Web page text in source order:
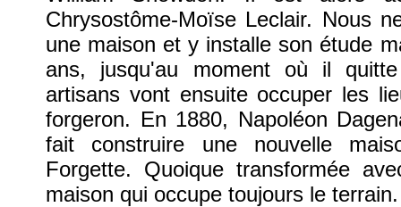
Chrysostôme-Moïse Leclair. Nous
une maison et y installe son étude
ans, jusqu'au moment où il quitte
artisans vont ensuite occuper les
forgeron. En 1880, Napoléon
fait construire une nouvelle
Forgette. Quoique transformée
maison qui occupe toujours le terrain.